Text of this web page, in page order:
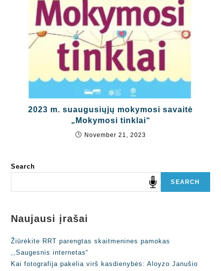
2023 m. suaugusiųjų mokymosi savaitė
„Mokymosi tinklai“
November 21, 2023
Search
SEARCH
Naujausi įrašai
Žiūrėkite RRT parengtas skaitmenines pamokas
,,Saugesnis internetas“
Kai fotografija pakelia virš kasdienybės: Aloyzo Janušio